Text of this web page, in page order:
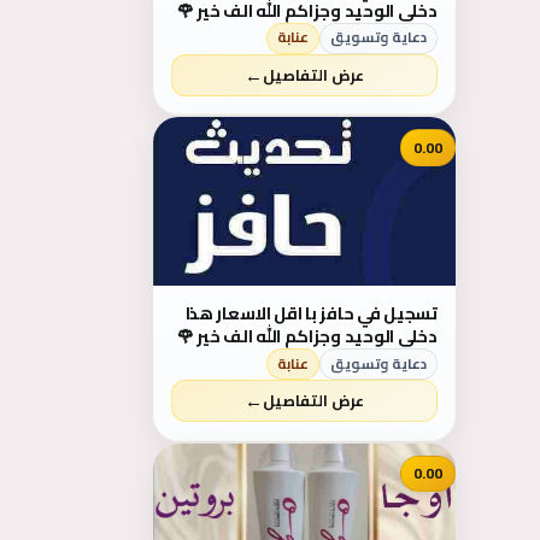
دخلي الوحيد وجزاكم الله الف خير 🌹
&hearts;️لايتواصل معي الا الجادهدعاية وتسويق عنابة
عرض التفاصيل←
0.00
تسجيل في حافز با اقل الاسعار هذا
دخلي الوحيد وجزاكم الله الف خير 🌹
&hearts;️لايتواصل معي الا الجادهدعاية وتسويق عنابة
عرض التفاصيل←
0.00